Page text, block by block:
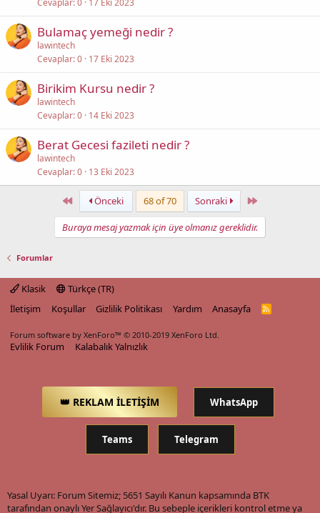
Cevaplar 0 17 Eki 2023
Bulamaç yemeği nedir ?
lawintech
Cevaplar 0 17 Eki 2023
Birikim Kursu nedir ?
lawintech
Cevaplar 0 14 Eki 2023
Berat Gecesi fazileti nedir ?
lawintech
Cevaplar 0 13 Eki 2023
First Önceki 68 of 70 Sonraki Last
Buraya mesaj yazmak için üye olmanız gereklidir.
Forumlar
Klasik
Türkçe (TR)
İletişim
Koşullar Gizlilik Politikası Yardım Anasayfa
R
Forum software by XenForo™ © 2010-2019 XenForo Ltd.
Evlilik Forum Kalabalık Yalnızlık
👑 REKLAM İLETİŞİM WhatsApp
Teams Telegram
Yasal Uyarı: Forum Sitemiz; 5651 Sayılı Kanun kapsamında BTK
tarafından onaylı Yer Sağlayıcı'dır. Bu sebeple içerikleri kontrol etme ya